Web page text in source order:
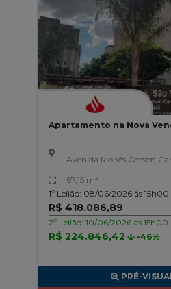
Apartamento na Nova
Avenida Moisés Gerson
67,15 m²
1º Leilão: 08/06/2026 às 15h00
R$ 418.086,89
2º Leilão: 10/06/2026 às 15h00
R$ 224.846,42 -46%
PRÉ-